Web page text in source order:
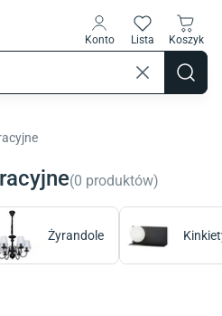
Konto Lista Koszyk
(0 produktów)
Żyrandole